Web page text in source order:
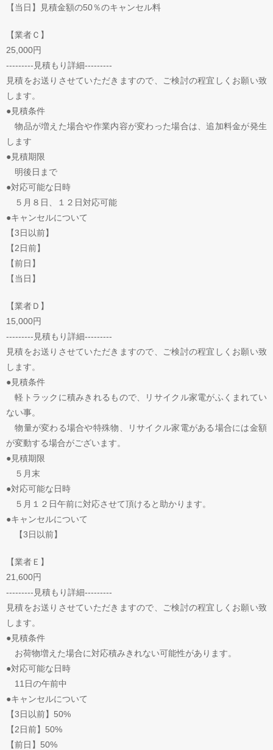
【当日】見積金額の50％のキャンセル料
【業者Ｃ】
25,000円
---------見積もり詳細---------
見積をお送りさせていただきますので、ご検討の程宜しくお願い致
します。
●見積条件
物品が増えた場合や作業内容が変わった場合は、追加料金が発生
します
●見積期限
明後日まで
●対応可能な日時
５月８日、１２日対応可能
●キャンセルについて
【3日以前】
【2日前】
【前日】
【当日】
【業者Ｄ】
15,000円
---------見積もり詳細---------
見積をお送りさせていただきますので、ご検討の程宜しくお願い致
します。
●見積条件
軽トラックに積みきれるもので、リサイクル家電がふくまれてい
ない事。
物量が変わる場合や特殊物、リサイクル家電がある場合には金額
が変動する場合がございます。
●見積期限
５月末
●対応可能な日時
５月１２日午前に対応させて頂けると助かります。
●キャンセルについて
【3日以前】
【業者Ｅ】
21,600円
---------見積もり詳細---------
見積をお送りさせていただきますので、ご検討の程宜しくお願い致
します。
●見積条件
お荷物増えた場合に対応積みきれない可能性があります。
●対応可能な日時
11日の午前中
●キャンセルについて
【3日以前】50%
【2日前】50%
【前日】50%